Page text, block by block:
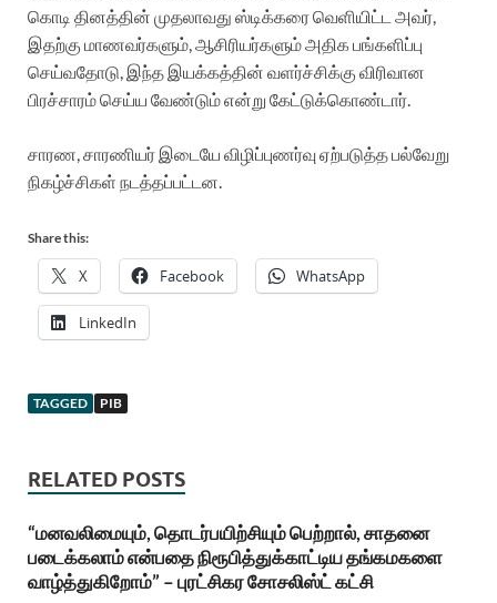
கொடி தினத்தின் முதலாவது ஸ்டிக்கரை வெளியிட்ட அவர்
இதற்கு மாணவர்களும், ஆசிரியர்களும் அதிக பங்களிப்பு
செய்வதோடு, இந்த இயக்கத்தின் வளர்ச்சிக்கு விரிவான
பிரச்சாரம் செய்ய வேண்டும் என்று கேட்டுக்கொண்டார்.
சாரண, சாரணியர் இடையே விழிப்புணர்வு ஏற்படுத்த பல்வேறு
நிகழ்ச்சிகள் நடத்தப்பட்டன.
Share this:
X Facebook WhatsApp
LinkedIn
TAGGED PIB
RELATED POSTS
“மனவலிமையும், தொடர்பயிற்சியும் பெற்றால், சாதனை
படைக்கலாம் என்பதை நிரூபித்துக்காட்டிய தங்கமகளை
வாழ்த்துகிறோம்” – புரட்சிகர சோசலிஸ்ட் கட்சி